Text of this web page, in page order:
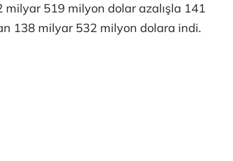
519 milyon dolar azalışla 141
138 milyar 532 milyon dolara indi.